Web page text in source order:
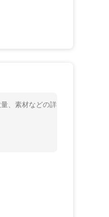
、素材などの詳